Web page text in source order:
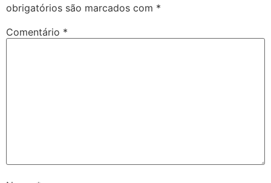
obrigatórios são marcados com *
Comentário *